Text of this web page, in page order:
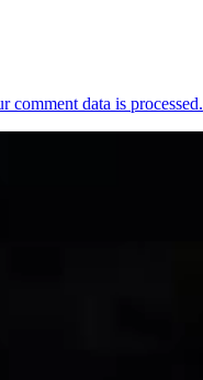
comment data is processed.